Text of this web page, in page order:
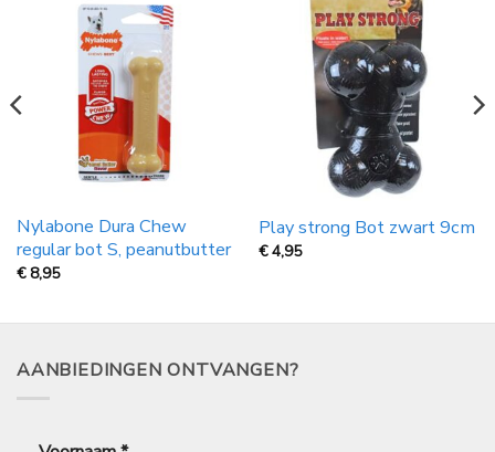
Nylabone Dura Chew
regular bot S, peanutbutter
€8,95
Play strong Bot zwart 9cm
€4,95
AANBIEDINGEN ONTVANGEN?